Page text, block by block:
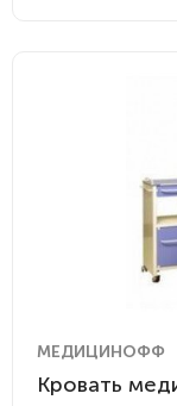
МЕДИЦИНОФФ
Кровать